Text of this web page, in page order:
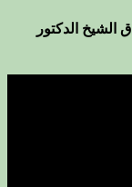
الشيخ الدكتور